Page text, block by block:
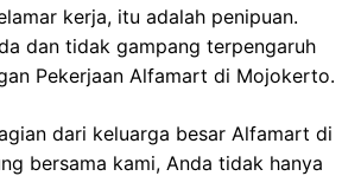
kerja, itu adalah penipuan.
dan tidak gampang terpengaruh
Pekerjaan Alfamart di Mojokerto.
dari keluarga besar Alfamart di
bersama kami, Anda tidak hanya